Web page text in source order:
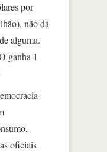
por
não dá
alguma.
ganha 1
oficiais